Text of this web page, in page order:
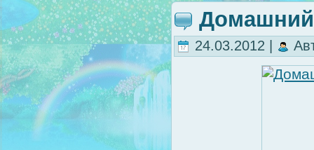
24.03.2012 |